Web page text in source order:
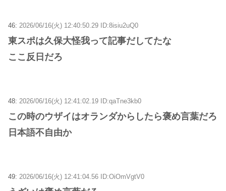
46: 2026/06/16(火) 12:40:50.29 ID:8isiu2uQ0
東スポは久保大怪我って記事だしてたな
ここ反日だろ
48: 2026/06/16(火) 12:41:02.19 ID:qaTne3kb0
この時のウザイはオランダからしたら褒め言葉だろ
日本語不自由か
49: 2026/06/16(火) 12:41:04.56 ID:OiOmVgtV0